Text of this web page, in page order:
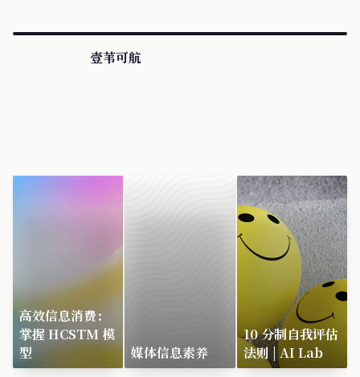
壹苇可航
高效信息消费：
掌握 HCSTM 模
型
媒体信息素养
10 分制自我评估
法则 | AI Lab